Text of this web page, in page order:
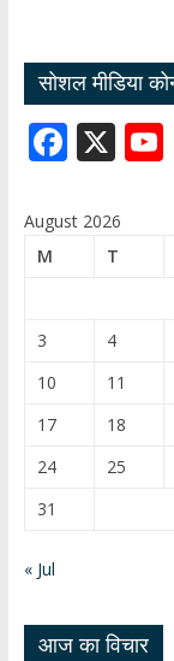
सोशल मीडिया
F
e
X Y
August 2026
M
T
3
4
10
11
17
18
24
25
31
« Jul
आज का विचार